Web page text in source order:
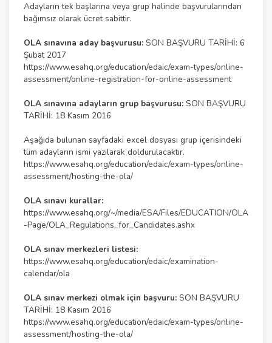
Adayların tek başlarına veya grup halinde başvurularından
bağımsız olarak ücret sabittir.
OLA sınavına aday başvurusu: SON BAŞVURU TARİHİ: 6
Şubat 2017
https://www.esahq.org/education/edaic/exam-types/online-
assessment/online-registration-for-online-assessment
OLA sınavına adayların grup başvurusu: SON BAŞVURU
TARİHİ: 18 Kasım 2016
Aşağıda bulunan sayfadaki excel dosyası grup içerisindeki
tüm adayların ismi yazılarak doldurulacaktır.
https://www.esahq.org/education/edaic/exam-types/online-
assessment/hosting-the-ola/
OLA sınavı kurallar:
https://www.esahq.org/~/media/ESA/Files/EDUCATION/OLA
-Page/OLA_Regulations_for_Candidates.ashx
OLA sınav merkezleri listesi:
https://www.esahq.org/education/edaic/examination-
calendar/ola
OLA sınav merkezi olmak için başvuru: SON BAŞVURU
TARİHİ: 18 Kasım 2016
https://www.esahq.org/education/edaic/exam-types/online-
assessment/hosting-the-ola/